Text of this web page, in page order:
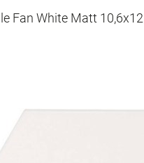
Fan White Matt 10,6x12